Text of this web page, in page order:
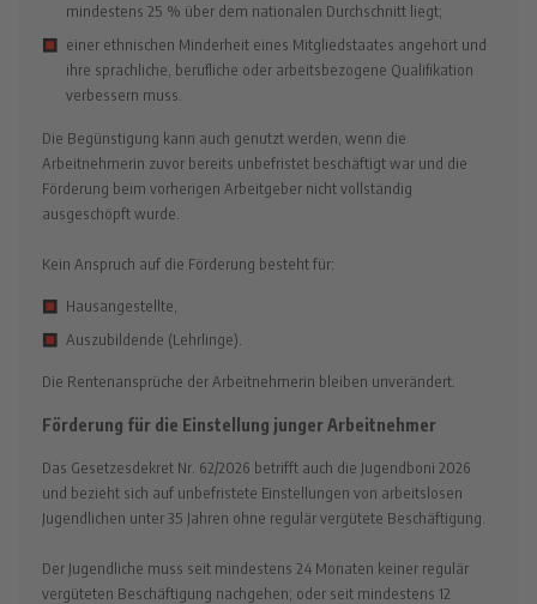
mindestens 25 % über dem nationalen Durchschnitt liegt;
einer ethnischen Minderheit eines Mitgliedstaates angehört und
ihre sprachliche, berufliche oder arbeitsbezogene Qualifikation
verbessern muss.
Die Begünstigung kann auch genutzt werden, wenn die
Arbeitnehmerin zuvor bereits unbefristet beschäftigt war und die
Förderung beim vorherigen Arbeitgeber nicht vollständig
ausgeschöpft wurde.
Kein Anspruch auf die Förderung besteht für:
Hausangestellte,
Auszubildende (Lehrlinge).
Die Rentenansprüche der Arbeitnehmerin bleiben unverändert.
Förderung für die Einstellung junger Arbeitnehmer
Das Gesetzesdekret Nr. 62/2026 betrifft auch die Jugendboni 2026
und bezieht sich auf unbefristete Einstellungen von arbeitslosen
Jugendlichen unter 35 Jahren ohne regulär vergütete Beschäftigung.
Der Jugendliche muss seit mindestens 24 Monaten keiner regulär
vergüteten Beschäftigung nachgehen; oder seit mindestens 12